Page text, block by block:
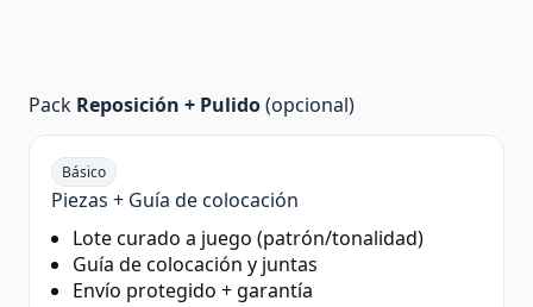
Pack Reposición + Pulido(opcional)
Básico
Piezas + Guía de colocación
Lote curado a juego (patrón/tonalidad)
Guía de colocación y juntas
Envío protegido + garantía